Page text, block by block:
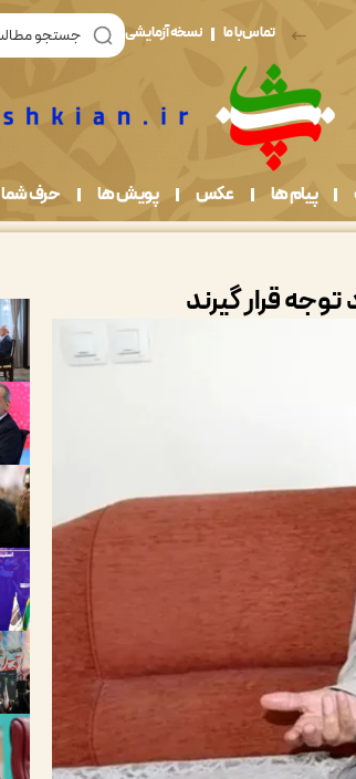
تماس با ما نسخه آزمایشی
پیام ها عکس پویش ها حرف شما
قرار گیرند